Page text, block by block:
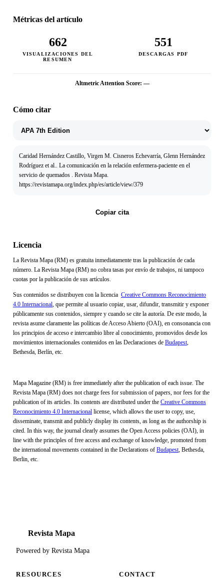
Métricas del artículo
662
VISUALIZACIONES DEL
RESUMEN
551
DESCARGAS PDF
Altmetric Attention Score: —
Cómo citar
Caridad Hernández Castillo, Virgen M. Cisneros Echevarría, Glenn Hernández
Rodríguez et al.. La comunicación en la relación enfermera-paciente en el
servicio de quemados . Revista Mapa.
https://revistamapa.org/index.php/es/article/view/379
Copiar cita
Licencia
La Revista Mapa (RM) es gratuita inmediatamente tras la publicación de cada
número. La Revista Mapa (RM) no cobra tasas por envío de trabajos, ni tampoco
cuotas por la publicación de sus artículos.
Sus contenidos se distribuyen con la licencia Creative Commons Reconocimiento
4.0 Internacional, que permite al usuario copiar, usar, difundir, transmitir y exponer
públicamente sus contenidos, siempre y cuando se cite la autoría. De este modo, la
revista asume claramente las políticas de Acceso Abierto (OAI), en consonancia con
los principios de acceso e intercambio libre al conocimiento, promovidos desde los
movimientos internacionales contenidos en las Declaraciones de Budapest,
Bethesda, Berlín, etc.
Mapa Magazine (RM) is free immediately after the publication of each issue. The
Revista Mapa (RM) does not charge fees for submission of papers, nor fees for the
publication of its articles. Its contents are distributed under the Creative Commons
Reconocimiento 4.0 Internacional license, which allows the user to copy, use,
disseminate, transmit and publicly display its contents, as long as the authorship is
cited. In this way, the journal clearly assumes the Open Access policies (OAI), in
line with the principles of free access and exchange of knowledge, promoted from
the international movements contained in the Declarations of Budapest, Bethesda,
Berlin, etc.
Revista Mapa
Powered by Revista Mapa
RESOURCES CONTACT